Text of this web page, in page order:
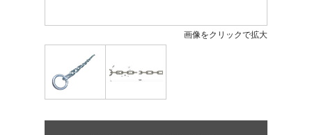
画像をクリックで拡大